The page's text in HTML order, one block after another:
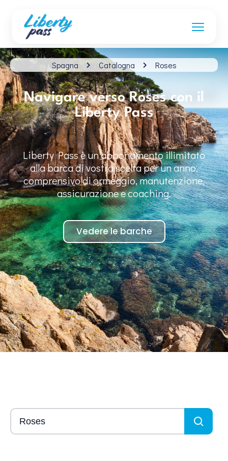
Spagna Catalogna Roses
Navigare verso Roses con il
Liberty Pass
Liberty Pass è un abbonamento illimitato
alla barca di vostra scelta per un anno,
comprensivo di ormeggio, manutenzione,
assicurazione e coaching.
Vedere le barche